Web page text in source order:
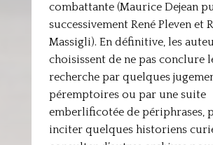
combattante (Maurice Dejean
successivement René Pleven et
Massigli). En définitive, les
choisissent de ne pas conclure
recherche par quelques
péremptoires ou par une suite
emberlificotée de périphrases,
inciter quelques historiens